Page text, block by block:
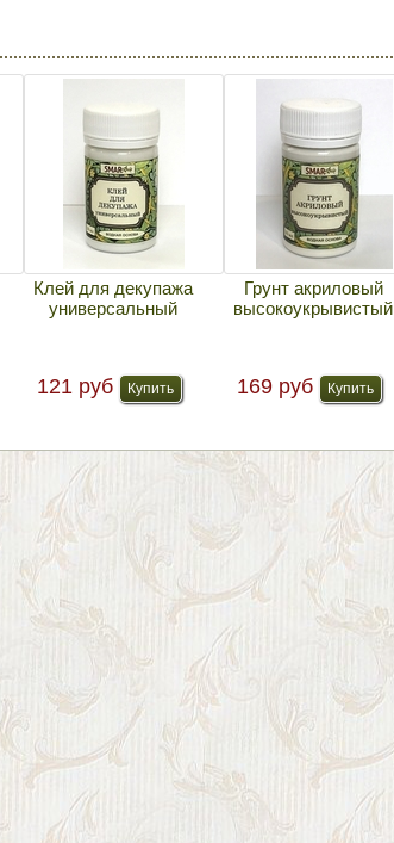
Клей для декупажа
универсальный
121 руб
Грунт акриловый
высокоукрывистый
169 руб